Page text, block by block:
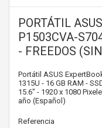
PORTÁTIL
P1503CVA-
- FREEDOS
Portátil ASUS
1315U - 16 GB RAM -
15.6" - 1920 x 1080
año (Español)
Referencia